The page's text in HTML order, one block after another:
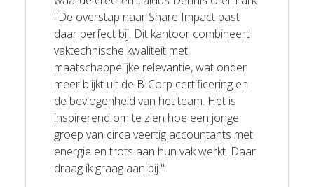
"De overstap naar Share Impact past
daar perfect bij. Dit kantoor combineert
vaktechnische kwaliteit met
maatschappelijke relevantie, wat onder
meer blijkt uit de B-Corp certificering en
de bevlogenheid van het team. Het is
inspirerend om te zien hoe een jonge
groep van circa veertig accountants met
energie en trots aan hun vak werkt. Daar
draag ik graag aan bij."